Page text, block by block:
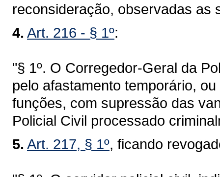
reconsideração, observadas as
4. Art. 216 - § 1º:
"§ 1º. O Corregedor-Geral da
pelo afastamento temporário,
funções, com supressão das
Policial Civil processado
5. Art. 217, § 1º, ficando